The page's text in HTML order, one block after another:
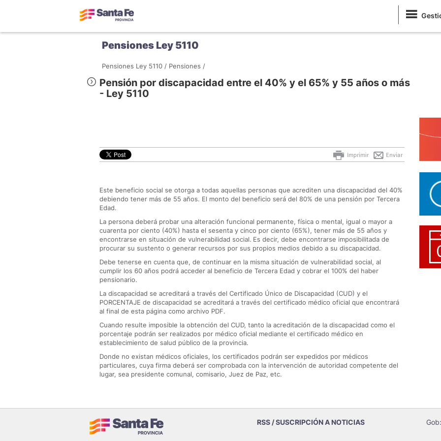
Pensiones Ley 5110
Pensiones Ley 5110 / Pensiones /
Pensión por discapacidad entre el 40% y el 65% y 55 años o más
- Ley 5110
Enviar
Imprimir
Este beneficio social se otorga a todas aquellas personas que acrediten una discapacidad del 40%
debiendo tener más de 55 años. El monto del beneficio será del 80% de una pensión por Tercera
Edad.
La persona deberá probar una alteración funcional permanente, física o mental, igual o mayor a
cuarenta por ciento (40%) hasta el sesenta y cinco por ciento (65%), tener más de 55 años y
encontrarse en situación de vulnerabilidad social. Es decir, debe encontrarse imposibilitada de
procurar su sustento o generar recursos por sus propios medios debido a su discapacidad.
Debe tenerse en cuenta que, de continuar en la misma situación de vulnerabilidad social, al
cumplir los 60 años podrá acceder al beneficio de Tercera Edad y cobrar el 100% del haber
pensionario.
La discapacidad se acreditará a través del Certificado Único de Discapacidad (CUD) y el
PORCENTAJE de discapacidad se acreditará a través del certificado médico oficial que encontrará
al final de esta página como archivo PDF.
Cuando resulte imposible la obtención del CUD, tanto la acreditación de la discapacidad como el
porcentaje podrán ser realizados por médico oficial mediante el certificado médico en
establecimiento de salud público de la provincia.
Donde no existan médicos oficiales, los certificados podrán ser expedidos por médicos
particulares, cuya firma deberá ser comprobada con la intervención de autoridad competente del
lugar, sea presidente comunal, comisario, Juez de Paz, etc.
RSS / SUSCRIPCIÓN A NOTICIAS